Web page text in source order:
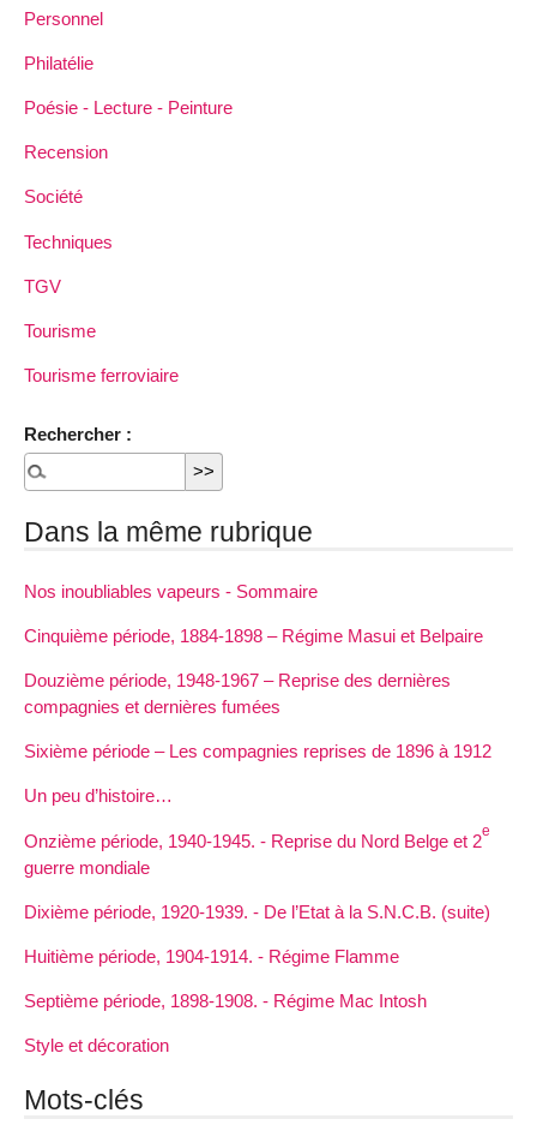
Personnel
Philatélie
Poésie - Lecture - Peinture
Recension
Société
Techniques
TGV
Tourisme
Tourisme ferroviaire
Rechercher :
Dans la même rubrique
Nos inoubliables vapeurs - Sommaire
Cinquième période, 1884-1898 – Régime Masui et Belpaire
Douzième période, 1948-1967 – Reprise des dernières
compagnies et dernières fumées
Sixième période – Les compagnies reprises de 1896 à 1912
Un peu d’histoire…
Onzième période, 1940-1945. - Reprise du Nord Belge et 2e
guerre mondiale
Dixième période, 1920-1939. - De l’Etat à la S.N.C.B. (suite)
Huitième période, 1904-1914. - Régime Flamme
Septième période, 1898-1908. - Régime Mac Intosh
Style et décoration
Mots-clés